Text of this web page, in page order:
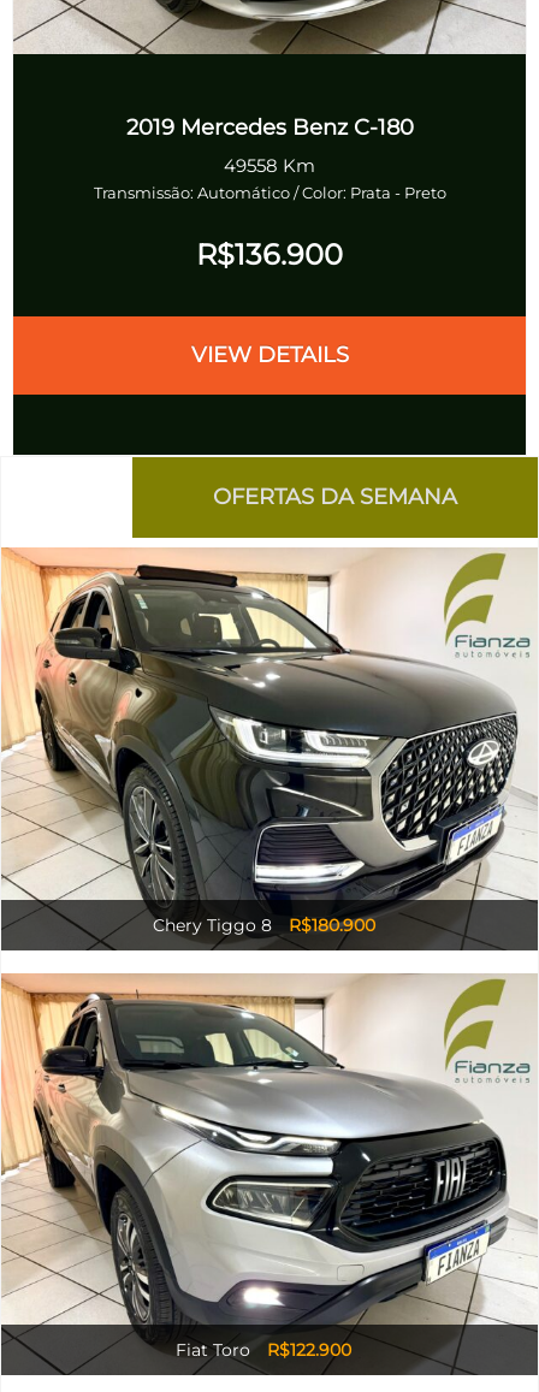
2019 Mercedes Benz C-180
49558 Km
Transmissão: Automático/ Color: Prata - Preto
R$136.900
VIEW DETAILS
OFERTAS DA SEMANA
Chery Tiggo 8 R$180.900
Fiat Toro R$122.900